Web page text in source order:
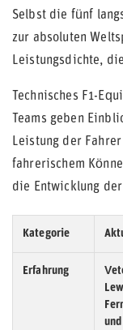
Selbst die fünf
zur absoluten
Leistungsdichte,
Technisches F1-
Teams geben
Leistung der
fahrerischem
die Entwicklung
Kategorie
Erfahrung